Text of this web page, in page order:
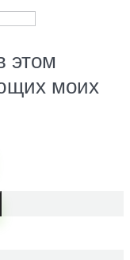
этом
моих